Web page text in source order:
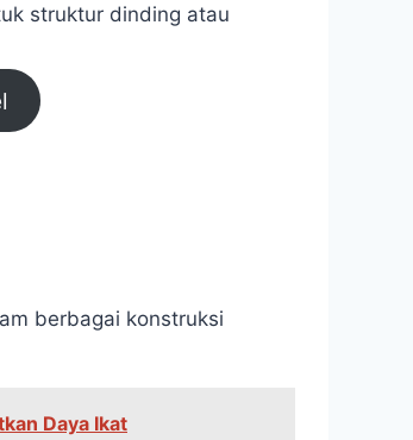
struktur dinding atau
berbagai konstruksi
Daya Ikat